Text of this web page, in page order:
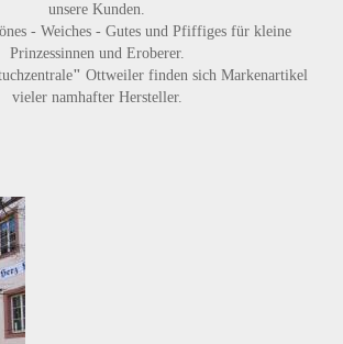
unsere Kunden.
- Weiches - Gutes und Pfiffigesfür kleine
Prinzessinnen und Eroberer.
" Ottweiler finden sich Markenartikel
vieler namhafter Hersteller.